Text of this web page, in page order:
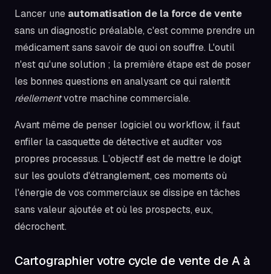
Lancer une automatisation de la force de vente
sans un diagnostic préalable, c'est comme prendre un
médicament sans savoir de quoi on souffre. L'outil
n'est qu'une solution ; la première étape est de poser
les bonnes questions en analysant ce qui ralentit
réellementvotre machine commerciale.
Avant même de penser logiciel ou workflow, il faut
enfiler la casquette de détective et auditer vos
propres processus. L’objectif est de mettre le doigt
sur les goulots d'étranglement, ces moments où
l'énergie de vos commerciaux se dissipe en tâches
sans valeur ajoutée et où les prospects, eux,
décrochent.
Cartographier votre cycle de vente de A à